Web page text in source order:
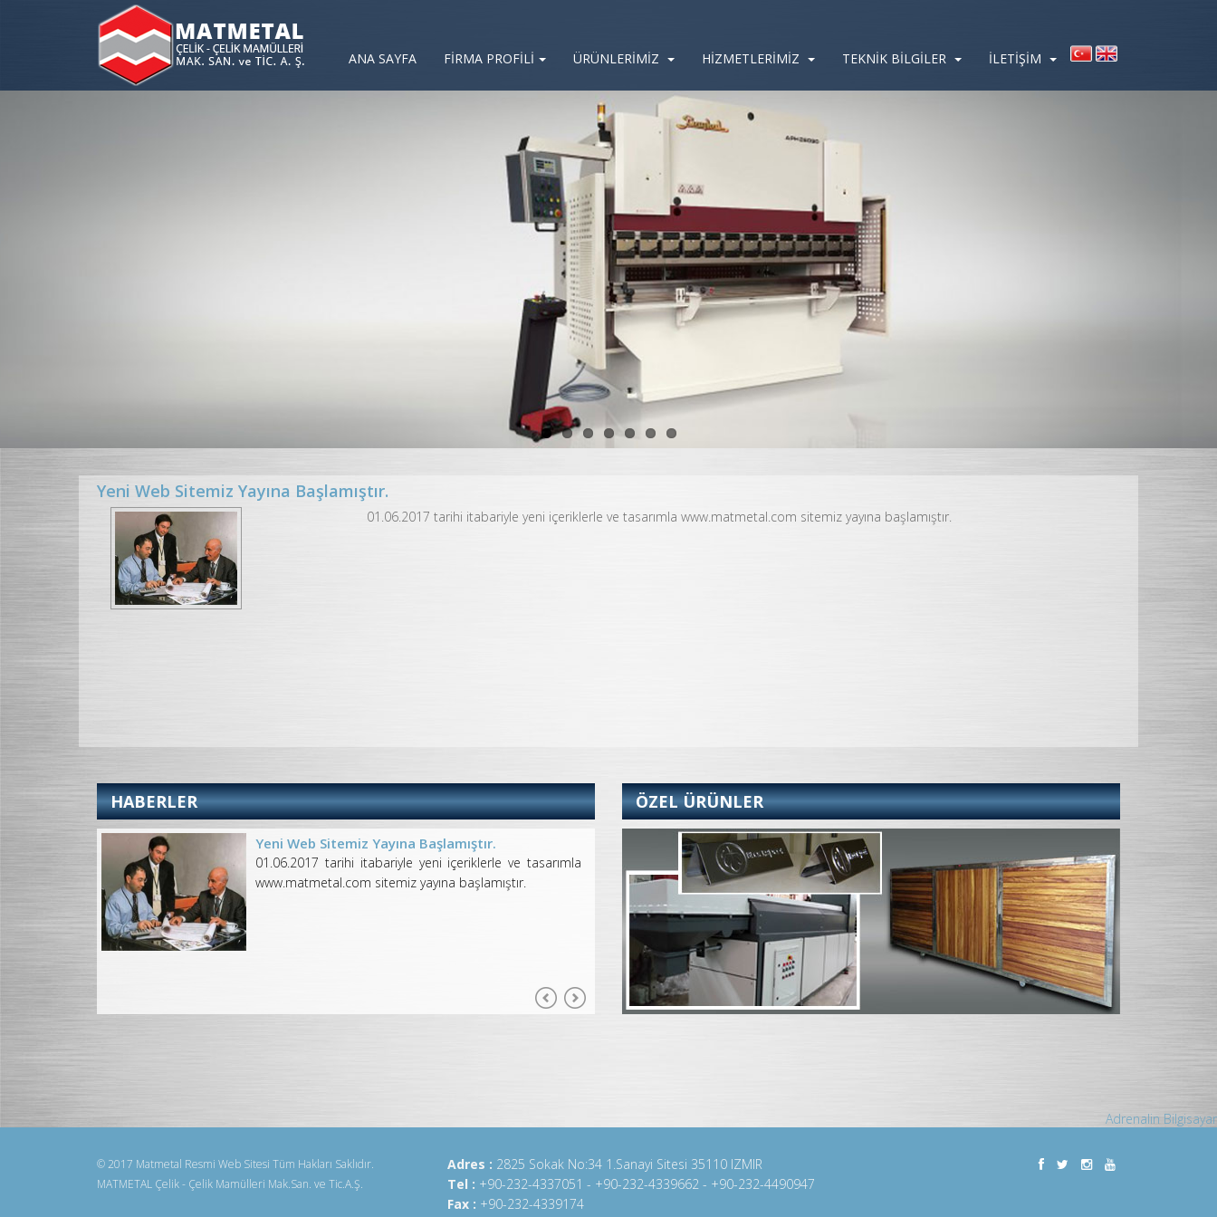
ANA SAYFA FİRMA PROFİLİ ÜRÜNLERİMİZ HİZMETLERİMİZ TEKNİK BİLGİLER İLETİŞİM
Yeni Web Sitemiz Yayına Başlamıştır.
01.06.2017 tarihi itabariyle yeni içeriklerle ve tasarımla www.matmetal.com sitemiz yayına başlamıştır.
HABERLER
Yeni Web Sitemiz Yayına Başlamıştır.
01.06.2017 tarihi itabariyle yeni içeriklerle ve tasarımla
www.matmetal.com sitemiz yayına başlamıştır.
ÖZEL ÜRÜNLER
Adrenalin Bilgisayar
© 2017 Matmetal Resmi Web Sitesi Tüm Hakları Saklıdır.
MATMETAL Çelik - Çelik Mamülleri Mak.San. ve Tic.A.Ş.
Adres : 2825 Sokak No:34 1.Sanayi Sitesi 35110 IZMIR
Tel : +90-232-4337051 - +90-232-4339662 - +90-232-4490947
Fax : +90-232-4339174